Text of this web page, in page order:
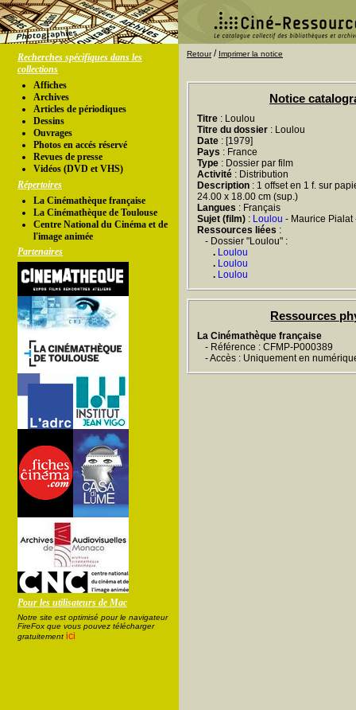
Recherches spécifiques dans les
collections
Affiches
Archives
Articles de périodiques
Dessins
Ouvrages
Photos en accés réservé
Revues de presse
Vidéos (DVD et VHS)
Répertoires
La Cinémathèque française
La Cinémathèque de Toulouse
Centre National du Cinéma et de
l'image animée
Partenaires
Pour les utilisateurs de Mac
Notre site est optimisé pour le navigateur
FireFox que vous pouvez télécharger
gratuitement ici
Retour/ Imprimer la notice
Notice
Titre : Loulou
Titre du dossier : Loulou
Date : [1979]
Pays : France
Type : Dossier par film
Activité : Distribution
Description : 1 offset en 1 f. sur
24.00 x 18.00 cm (sup.)
Langues : Français
Sujet (film) : Loulou - Maurice Pialat
Ressources liées :
- Dossier "Loulou" :
. Loulou
. Loulou
. Loulou
Ressources
La Cinémathèque française
- Référence : CFMP-P000389
- Accès : Uniquement en